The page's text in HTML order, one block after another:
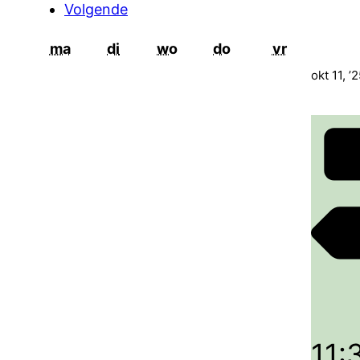
Volgende
mamaandag
di dinsdag
wowoensdag
dodonderdag
vrvrijdag
okt 11,